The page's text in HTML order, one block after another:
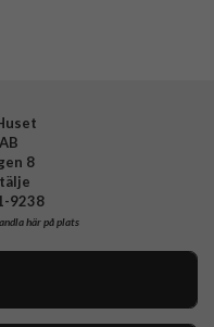
8
9238
här på plats